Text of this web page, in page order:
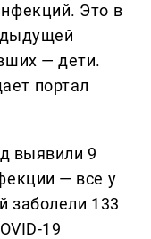
Это в
— дети.
портал
выявили 9
— все у
заболели 133
19